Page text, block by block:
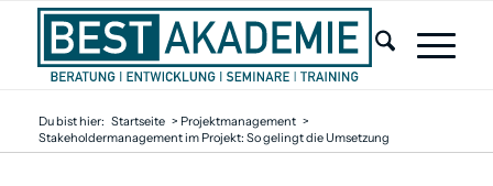
Du bist hier: Startseite > Projektmanagement >
Stakeholdermanagement im Projekt: So gelingt die Umsetzung